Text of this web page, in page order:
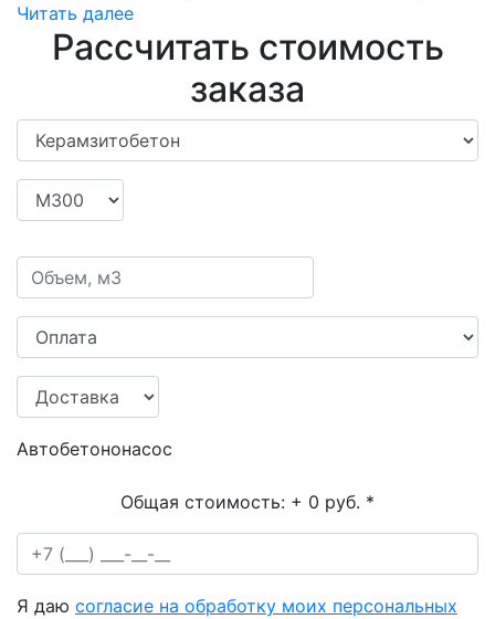
Читать далее
Рассчитать стоимость
заказа
Автобетононасос
Общая стоимость: + 0 руб. *
Я даю согласие на обработку моих персональных